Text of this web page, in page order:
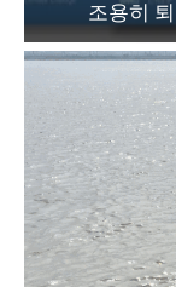
조용히